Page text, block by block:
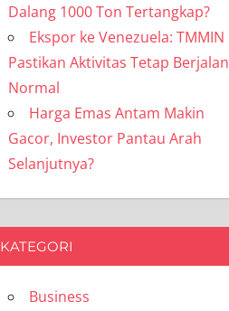
Dalang 1000 Ton Tertangkap?
Ekspor ke Venezuela: TMMIN
Pastikan Aktivitas Tetap Berjalan
Normal
Harga Emas Antam Makin
Gacor, Investor Pantau Arah
Selanjutnya?
KATEGORI
Business